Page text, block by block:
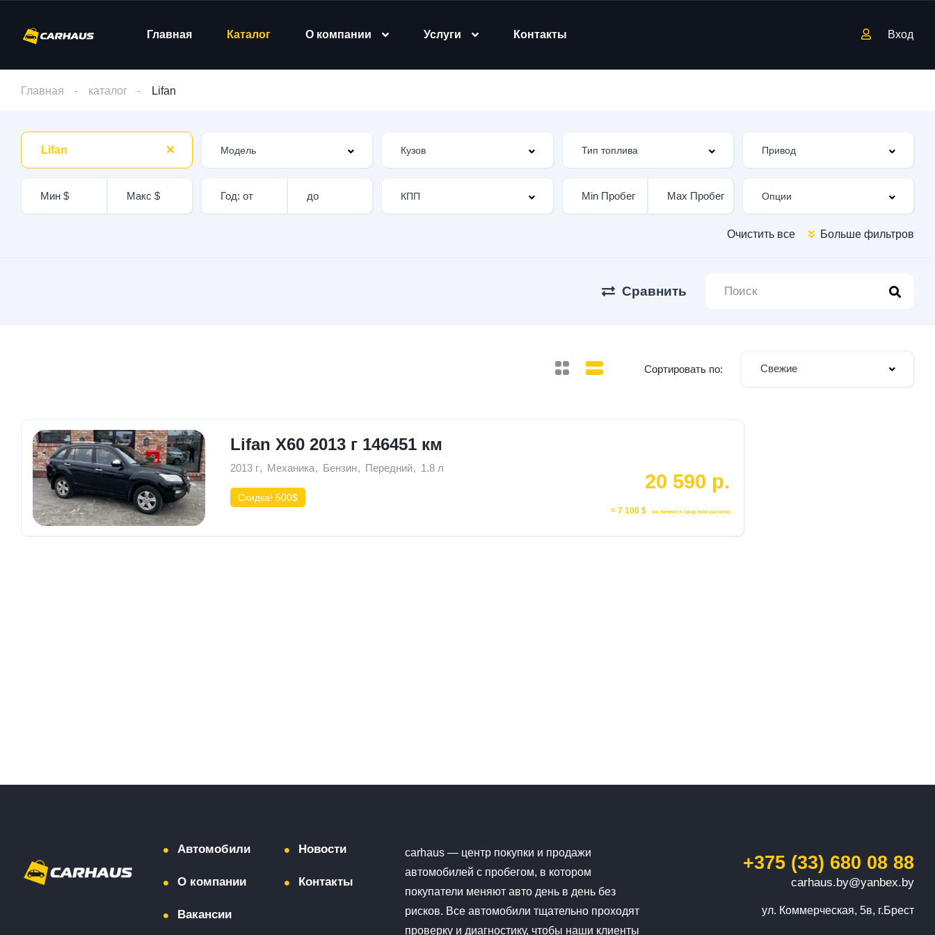
Главная Каталог О компании Услуги Контакты Вход
Главная каталог Lifan
Lifan
Очистить все Больше фильтров
Сравнить
Сортировать по: Свежие
Lifan X60 2013 г 146451 км
2013 г, Механика, Бензин, Передний, 1.8 л
Скидка! 500$
20 590 р.
≈ 7 100 $ (не является средством расчета)
Автомобили Новости
О компании Контакты
Вакансии
carhaus — центр покупки и продажи
автомобилей с пробегом, в котором
покупатели меняют авто день в день без
рисков. Все автомобили тщательно проходят
проверку и диагностику, чтобы наши клиенты
+375 (33) 680 08 88
carhaus.by@yanbex.by
ул. Коммерческая, 5в, г.Брест